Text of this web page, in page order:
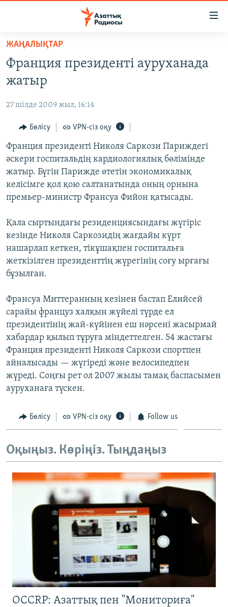
Skip
main
content
to
Navigation
Skip
to
Search
САЯСАТ
AZATTYQTV
ҚАҢТАР ОҚИҒАСЫ
АДАМ ҚҰҚЫҚТАРЫ
ӘЛЕУМЕТ
ӘЛЕМ
АРНАЙЫ ЖОБАЛАР
ЖАЗЫЛЫҢЫЗ
ЖАҢАЛЫҚТАР
Франция президенті ауруханада
жатыр
27 шілде 2009 жыл, 16:14
Бөлісу VPN-сіз оқу
Франция президенті Николя Саркози Париждегі
әскери госпитальдің кардиологиялық бөлімінде
жатыр. Бүгін Парижде өтетін экономикалық
келісімге қол қою салтанатында оның орнына
премьер-министр Франсуа Фийон қатысады.
Қала сыртындағы резиденциясындағы жүгіріс
кезінде Николя Саркозидің жағдайы күрт
нашарлап кеткен, тікұшақпен госпитальға
жеткізілген президенттің жүрегінің соғу ырғағы
бұзылған.
Франсуа Миттеранның кезінен бастап Елийсей
сарайы француз халқын жүйелі түрде ел
президентінің жай-күйінен еш нәрсені жасырмай
хабардар қылып тұруға міндеттелген. 54 жастағы
Франция президенті Николя Саркози спортпен
айналысады — жүгіреді және велосипедпен
жүреді. Соңғы рет ол 2007 жылы тамақ баспасымен
ауруханаға түскен.
Бөлісу VPN-сіз оқу Follow us
Оқыңыз. Көріңіз. Тыңдаңыз
OCCRP: Азаттық пен "Мониториға"